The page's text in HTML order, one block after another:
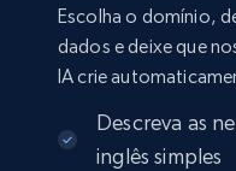
Escolha o domínio,
dados e deixe que
IA crie
Descreva as
inglês simples